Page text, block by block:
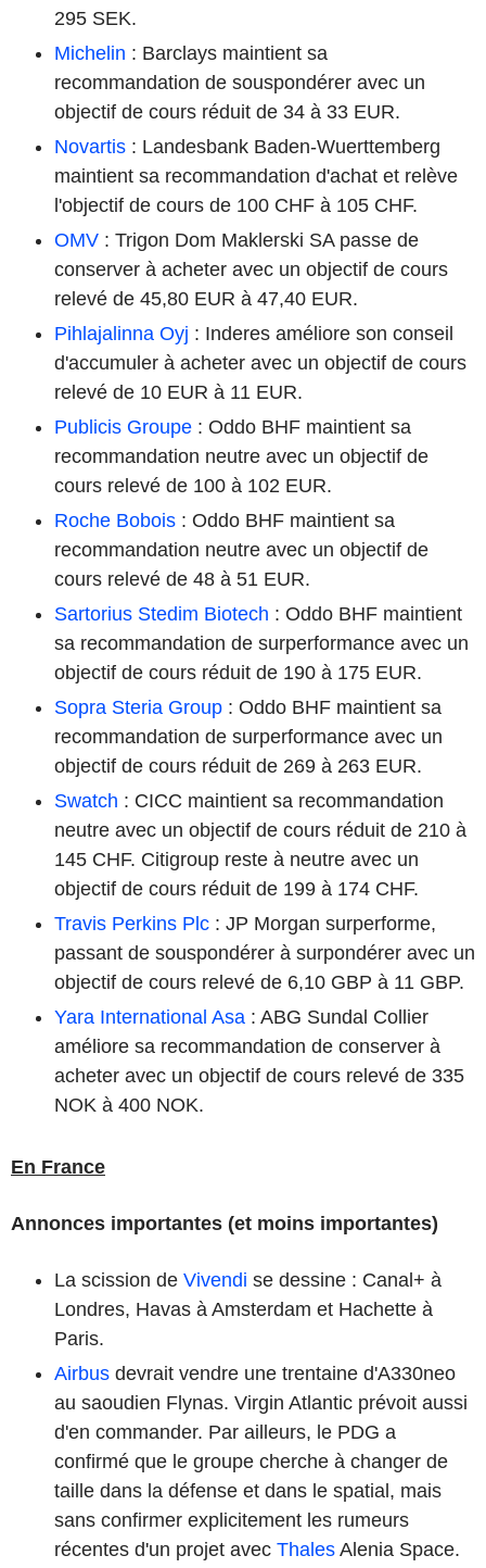
295 SEK.
Michelin : Barclays maintient sa
recommandation de souspondérer avec un
objectif de cours réduit de 34 à 33 EUR.
Novartis : Landesbank Baden-Wuerttemberg
maintient sa recommandation d'achat et relève
l'objectif de cours de 100 CHF à 105 CHF.
OMV : Trigon Dom Maklerski SA passe de
conserver à acheter avec un objectif de cours
relevé de 45,80 EUR à 47,40 EUR.
Pihlajalinna Oyj : Inderes améliore son conseil
d'accumuler à acheter avec un objectif de cours
relevé de 10 EUR à 11 EUR.
Publicis Groupe : Oddo BHF maintient sa
recommandation neutre avec un objectif de
cours relevé de 100 à 102 EUR.
Roche Bobois : Oddo BHF maintient sa
recommandation neutre avec un objectif de
cours relevé de 48 à 51 EUR.
Sartorius Stedim Biotech : Oddo BHF maintient
sa recommandation de surperformance avec un
objectif de cours réduit de 190 à 175 EUR.
Sopra Steria Group : Oddo BHF maintient sa
recommandation de surperformance avec un
objectif de cours réduit de 269 à 263 EUR.
Swatch : CICC maintient sa recommandation
neutre avec un objectif de cours réduit de 210 à
145 CHF. Citigroup reste à neutre avec un
objectif de cours réduit de 199 à 174 CHF.
Travis Perkins Plc : JP Morgan surperforme,
passant de souspondérer à surpondérer avec un
objectif de cours relevé de 6,10 GBP à 11 GBP.
Yara International Asa : ABG Sundal Collier
améliore sa recommandation de conserver à
acheter avec un objectif de cours relevé de 335
NOK à 400 NOK.
En France
Annonces importantes (et moins importantes)
La scission de Vivendi se dessine : Canal+ à
Londres, Havas à Amsterdam et Hachette à
Paris.
Airbus devrait vendre une trentaine d'A330neo
au saoudien Flynas. Virgin Atlantic prévoit aussi
d'en commander. Par ailleurs, le PDG a
confirmé que le groupe cherche à changer de
taille dans la défense et dans le spatial, mais
sans confirmer explicitement les rumeurs
récentes d'un projet avec Thales Alenia Space.